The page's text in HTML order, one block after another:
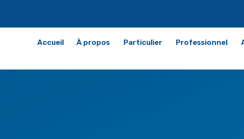
Accueil À propos Particulier Professionnel